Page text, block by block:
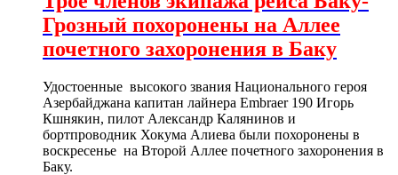
Грозный похоронены на Аллее
почетного захоронения в Баку
Удостоенные высокого звания Национального героя
Азербайджана капитан лайнера Embraer 190 Игорь
Кшнякин, пилот Александр Калянинов и
бортпроводник Хокума Алиева были похоронены в
воскресенье на Второй Аллее почетного захоронения в
Баку.